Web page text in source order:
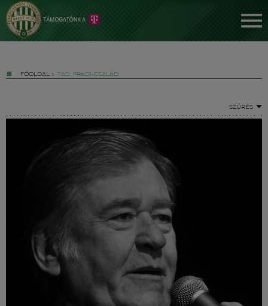
FŐOLDAL » TAG: FRADI-CSALÁD
SZŰRÉS
FM YouTube +
Hírek
Labdarúgás